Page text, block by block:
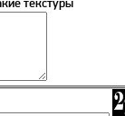
текстуры